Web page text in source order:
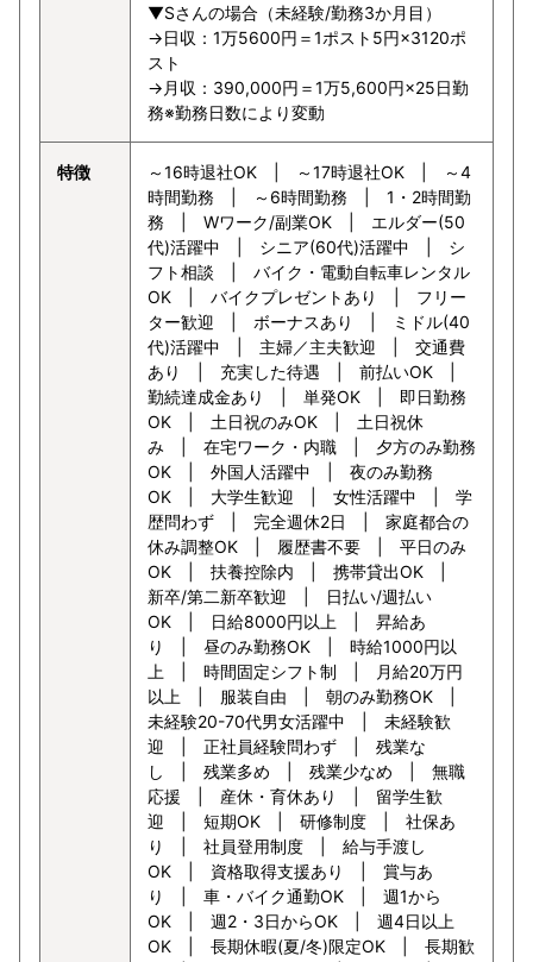
▼Sさんの場合（未経験/勤務3か月目）
→日収：1万5600円＝1ポスト5円×3120ポ
スト
→月収：390,000円＝1万5,600円×25日勤
務※勤務日数により変動
特徴
～16時退社OK | ～17時退社OK | ～4
時間勤務 | ～6時間勤務 | 1・2時間勤
務 | Wワーク/副業OK | エルダー(50
代)活躍中 | シニア(60代)活躍中 | シ
フト相談 | バイク・電動自転車レンタル
OK | バイクプレゼントあり | フリー
ター歓迎 | ボーナスあり | ミドル(40
代)活躍中 | 主婦／主夫歓迎 | 交通費
あり | 充実した待遇 | 前払いOK |
勤続達成金あり | 単発OK | 即日勤務
OK | 土日祝のみOK | 土日祝休
み | 在宅ワーク・内職 | 夕方のみ勤務
OK | 外国人活躍中 | 夜のみ勤務
OK | 大学生歓迎 | 女性活躍中 | 学
歴問わず | 完全週休2日 | 家庭都合の
休み調整OK | 履歴書不要 | 平日のみ
OK | 扶養控除内 | 携帯貸出OK |
新卒/第二新卒歓迎 | 日払い/週払い
OK | 日給8000円以上 | 昇給あ
り | 昼のみ勤務OK | 時給1000円以
上 | 時間固定シフト制 | 月給20万円
以上 | 服装自由 | 朝のみ勤務OK |
未経験20-70代男女活躍中 | 未経験歓
迎 | 正社員経験問わず | 残業な
し | 残業多め | 残業少なめ | 無職
応援 | 産休・育休あり | 留学生歓
迎 | 短期OK | 研修制度 | 社保あ
り | 社員登用制度 | 給与手渡し
OK | 資格取得支援あり | 賞与あ
り | 車・バイク通勤OK | 週1から
OK | 週2・3日からOK | 週4日以上
OK | 長期休暇(夏/冬)限定OK | 長期歓